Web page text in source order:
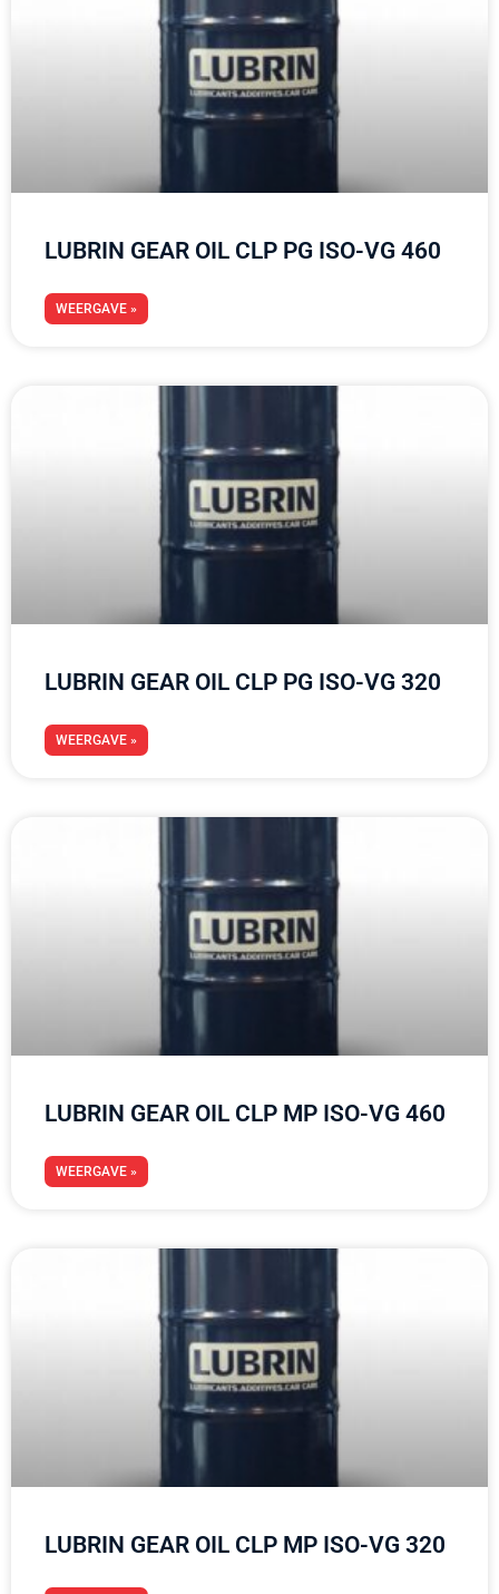
LUBRIN GEAR OIL CLP PG ISO-VG 460
WEERGAVE »
LUBRIN GEAR OIL CLP PG ISO-VG 320
WEERGAVE »
LUBRIN GEAR OIL CLP MP ISO-VG 460
WEERGAVE »
LUBRIN GEAR OIL CLP MP ISO-VG 320